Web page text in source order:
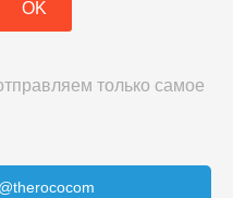
только самое